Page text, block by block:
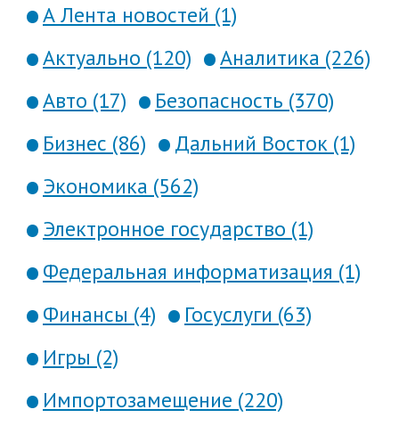
А Лента новостей (1)
Актуально (120)
Аналитика (226)
Авто (17)
Безопасность (370)
Бизнес (86)
Дальний Восток (1)
Экономика (562)
Электронное государство (1)
Федеральная информатизация (1)
Финансы (4)
Госуслуги (63)
Игры (2)
Импортозамещение (220)